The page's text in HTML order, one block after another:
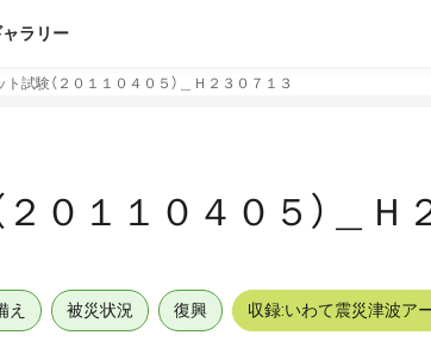
ャラリー
ト試験（２０１１０４０５）＿Ｈ２３０７１３
０１１０４０５）＿Ｈ
え 被災状況 復興 収録:いわて震災津波ア